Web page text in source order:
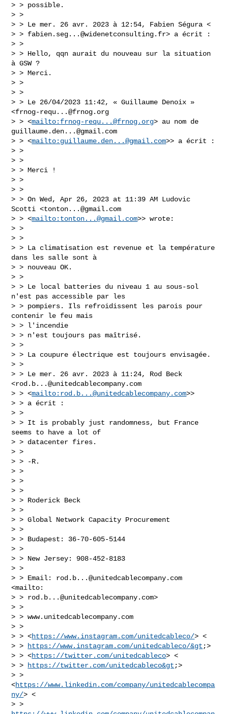
> > possible.
> >
> > Le mer. 26 avr. 2023 à 12:54, Fabien Ségura <
> > fabien.seg...@widenetconsulting.fr> a écrit :
> >
> > Hello, qqn aurait du nouveau sur la situation
à GSW ?
> > Merci.
> >
> >
> > ﻿Le 26/04/2023 11:42, « Guillaume Denoix »
<frnog-requ...@frnog.org
> > <mailto: frnog-requ...@frnog.org
guillaume.den...@gmail.com
> > <mailto: guillaume.den...@gmail.com>> a écrit :
> >
> >
> > Merci !
> >
> >
> > On Wed, Apr 26, 2023 at 11:39 AM Ludovic
Scotti <tonton...@gmail.com
> > <mailto: tonton...@gmail.com>> wrote:
> >
> >
> > La climatisation est revenue et la température
dans les salle sont à
> > nouveau OK.
> >
> > Le local batteries du niveau 1 au sous-sol
n'est pas accessible par les
> > pompiers. Ils refroidissent les parois pour
contenir le feu mais
> > l'incendie
> > n'est toujours pas maîtrisé.
> >
> > La coupure électrique est toujours envisagée.
> >
> > Le mer. 26 avr. 2023 à 11:24, Rod Beck
<rod.b...@unitedcablecompany.com
> > <mailto: rod.b...@unitedcablecompany.com>>
> > a écrit :
> >
> > It is probably just randomness, but France
seems to have a lot of
> > datacenter fires.
> >
> > -R.
> >
> >
> >
> > Roderick Beck
> >
> > Global Network Capacity Procurement
> >
> > Budapest: 36-70-605-5144
> >
> > New Jersey: 908-452-8183
> >
> > Email: rod.b...@unitedcablecompany.com
<mailto:
> > rod.b...@unitedcablecompany.com>
> >
> > www.unitedcablecompany.com
> >
> > <https://www.instagram.com/unitedcableco/> <
> >
https://www.instagram.com/unitedcableco/&gt ;>
> > <https://twitter.com/unitedcableco> <
> >
https://twitter.com/unitedcableco&gt ;>
> >
<https://www.linkedin.com/company/unitedcablecompa
ny/> <